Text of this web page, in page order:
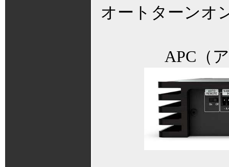
オートターンオ
APC（